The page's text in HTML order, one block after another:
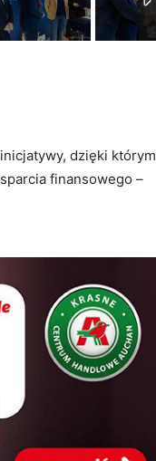
dzięki którym
finansowego –